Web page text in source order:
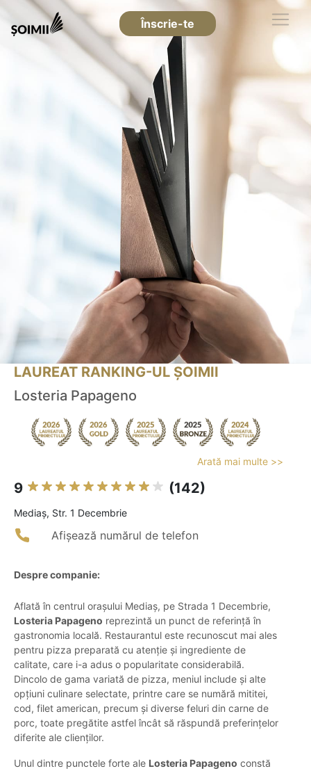
Înscrie-te
LAUREAT RANKING-UL ȘOIMII
Losteria Papageno
Arată mai multe >>
9 (142)
Mediaş, Str. 1 Decembrie
Afișează numărul de telefon
Despre companie:
Aflată în centrul orașului Mediaș, pe Strada 1 Decembrie,
Losteria Papageno reprezintă un punct de referință în
gastronomia locală. Restaurantul este recunoscut mai ales
pentru pizza preparată cu atenție și ingrediente de
calitate, care i-a adus o popularitate considerabilă.
Dincolo de gama variată de pizza, meniul include și alte
opțiuni culinare selectate, printre care se numără mititei,
cod, filet american, precum și diverse feluri din carne de
porc, toate pregătite astfel încât să răspundă preferințelor
diferite ale clienților.
Unul dintre punctele forte ale Losteria Papageno constă